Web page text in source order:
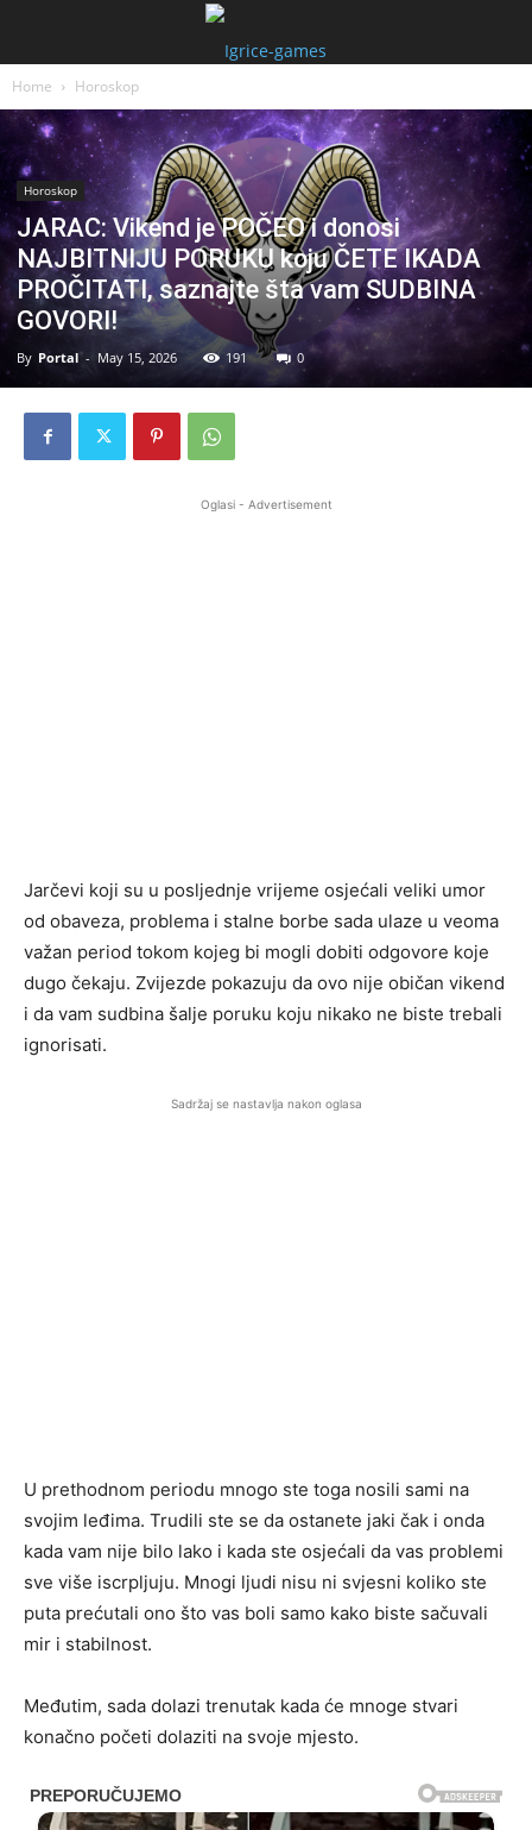
Home Horoskop
Horoskop
JARAC: Vikend je POČEO i donosi
NAJBITNIJU PORUKU koju ČETE IKADA
PROČITATI, saznajte šta vam SUDBINA
GOVORI!
By Portal - May 15, 2026 191 0
Oglasi - Advertisement
Jarčevi koji su u posljednje vrijeme osjećali veliki umor
od obaveza, problema i stalne borbe sada ulaze u veoma
važan period tokom kojeg bi mogli dobiti odgovore koje
dugo čekaju. Zvijezde pokazuju da ovo nije običan vikend
i da vam sudbina šalje poruku koju nikako ne biste trebali
ignorisati.
Sadržaj se nastavlja nakon oglasa
U prethodnom periodu mnogo ste toga nosili sami na
svojim leđima. Trudili ste se da ostanete jaki čak i onda
kada vam nije bilo lako i kada ste osjećali da vas problemi
sve više iscrpljuju. Mnogi ljudi nisu ni svjesni koliko ste
puta prećutali ono što vas boli samo kako biste sačuvali
mir i stabilnost.
Međutim, sada dolazi trenutak kada će mnoge stvari
konačno početi dolaziti na svoje mjesto.